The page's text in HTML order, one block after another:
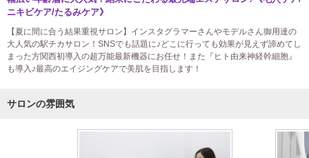
ニキビケア/たるみケア》
【夏に間に合う結果重視サロン】インスタグラマーさんやモデルさん御用達の
大人気の駅チカサロン！SNSでも話題に♪どこに行っても効果が見えず諦めてし
まった方関西初導入の超万能最新機器にお任せ！また『ヒト由来神経幹細胞』
も導入♪最高のエイジングケアで美肌を目指します！
サロンの雰囲気